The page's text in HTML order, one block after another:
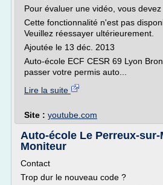
Pour évaluer une vidéo, vous devez
Cette fonctionnalité n'est pas
Veuillez réessayer ultérieurement.
Ajoutée le 13 déc. 2013
Auto-école ECF CESR 69 Lyon
passer votre permis auto...
Lire la suite
Site : youtube.com
Auto-école Le Perreux-sur-
Moniteur
Contact
Trop dur le nouveau code ?